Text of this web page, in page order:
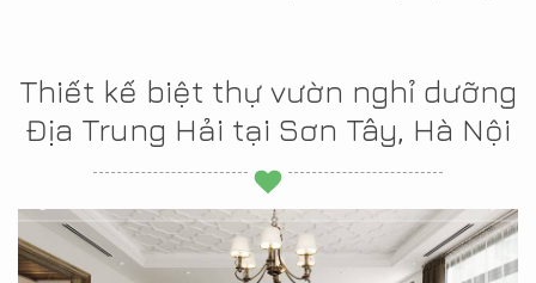
Thiết kế biệt thự vườn nghỉ dưỡng
Địa Trung Hải tại Sơn Tây, Hà Nội